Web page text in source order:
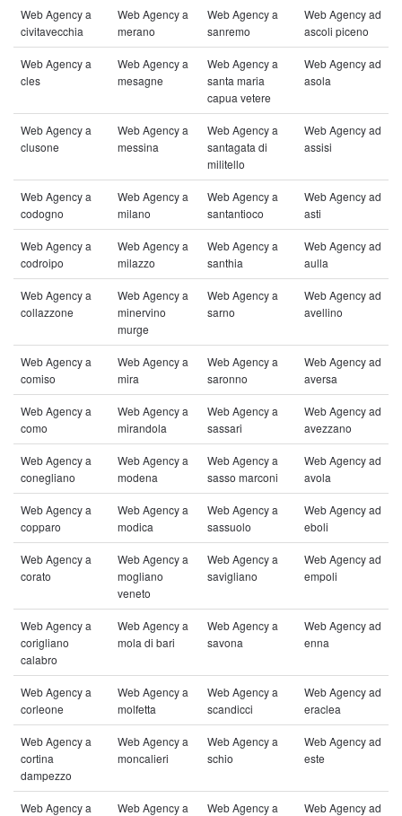
Web Agency a
civitavecchia
Web Agency a
merano
Web Agency a
sanremo
Web Agency ad
ascoli piceno
Web Agency a
cles
Web Agency a
mesagne
Web Agency a
santa maria
capua vetere
Web Agency ad
asola
Web Agency a
clusone
Web Agency a
messina
Web Agency a
santagata di
militello
Web Agency ad
assisi
Web Agency a
codogno
Web Agency a
milano
Web Agency a
santantioco
Web Agency ad
asti
Web Agency a
codroipo
Web Agency a
milazzo
Web Agency a
santhia
Web Agency ad
aulla
Web Agency a
collazzone
Web Agency a
minervino
murge
Web Agency a
sarno
Web Agency ad
avellino
Web Agency a
comiso
Web Agency a
mira
Web Agency a
saronno
Web Agency ad
aversa
Web Agency a
como
Web Agency a
mirandola
Web Agency a
sassari
Web Agency ad
avezzano
Web Agency a
conegliano
Web Agency a
modena
Web Agency a
sasso marconi
Web Agency ad
avola
Web Agency a
copparo
Web Agency a
modica
Web Agency a
sassuolo
Web Agency ad
eboli
Web Agency a
corato
Web Agency a
mogliano
veneto
Web Agency a
savigliano
Web Agency ad
empoli
Web Agency a
corigliano
calabro
Web Agency a
mola di bari
Web Agency a
savona
Web Agency ad
enna
Web Agency a
corleone
Web Agency a
molfetta
Web Agency a
scandicci
Web Agency ad
eraclea
Web Agency a
cortina
dampezzo
Web Agency a
moncalieri
Web Agency a
schio
Web Agency ad
este
Web Agency a
Web Agency a
Web Agency a
Web Agency ad